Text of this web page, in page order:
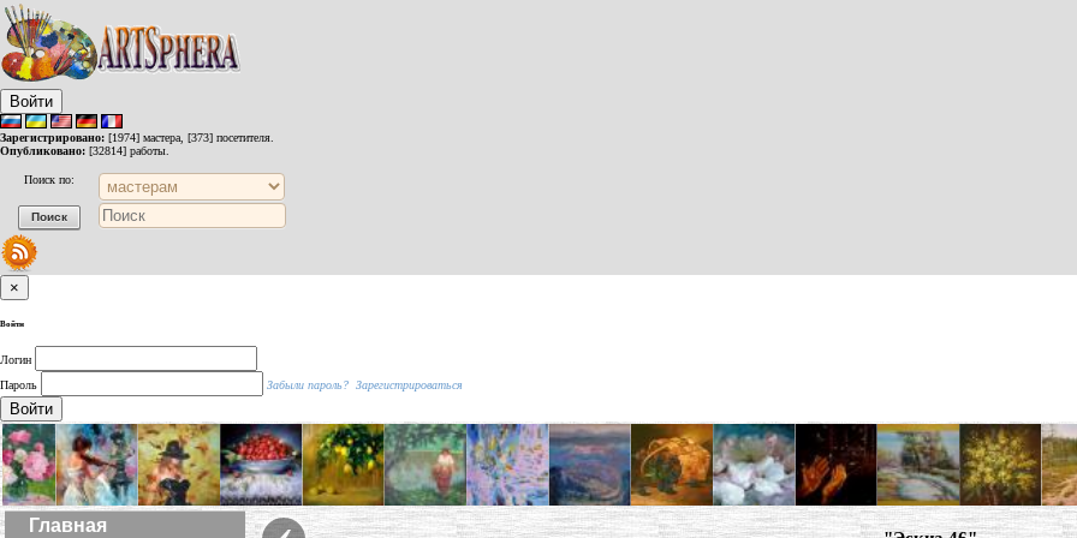
Войти
Зарегистрировано: [1974] мастера, [373] посетителя.
Опубликовано: [32814] работы.
Поиск по:
×
Войти
Логин
Пароль
Забыли пароль? Зарегистрироваться
Войти
Главная